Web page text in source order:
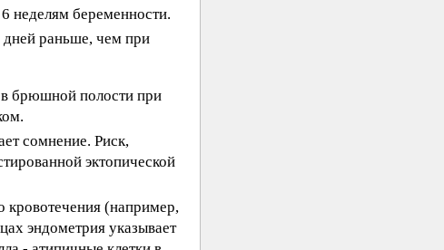
неделям беременности.
раньше, чем при
в брюшной полости при
сомнение. Риск,
эктопической
кровотечения (например,
эндометрия указывает